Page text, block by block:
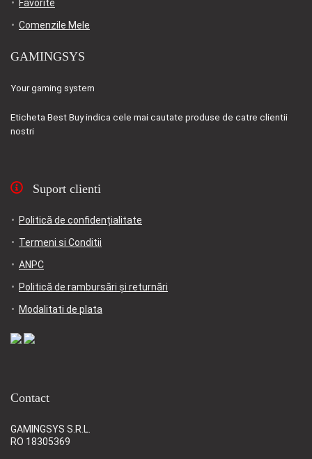
Favorite
Comenzile Mele
GAMINGSYS
Your gaming system
Eticheta Best Buyindica cele mai cautate produse de catre clientii
nostri
Suport clienti
Politică de confidențialitate
Termeni si Conditii
ANPC
Politică de rambursări și returnări
Modalitati de plata
Contact
GAMINGSYS S.R.L.
RO 18305369